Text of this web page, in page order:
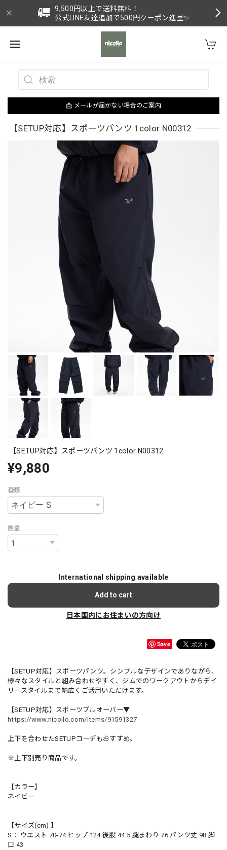
9,500円以上で送料無料！
公式LINE友達追加で500円クーポン進呈✨
📩 メールが届かない場合のご案内
【SETUP対応】スポーツパンツ 1color N00312
【SETUP対応】スポーツパンツ 1color N00312
¥9,880
種類
数量
International shipping available
Add to cart
日本国内にお住まいの方向け
Save
【SETUP対応】スポーツパンツ。シンプルなデザインでありながら、
様々なスタイルと組み合わせやすく、ジムでのワークアウトからデイ
リースタイルまで幅広くご活用いただけます。
【SETUP対応】スポーツプルオーバー▼
https://www.nicoilo.com/items/91591327
上下を合わせたSETUPコーデもおすすめ。
※上下別売り商品です。
【カラー】
ネイビー
【サイズ(cm) 】
S： ウエスト 70-74 ヒップ 124 後股 44.5 腿まわり 76 パンツ丈 98 脚
口 43